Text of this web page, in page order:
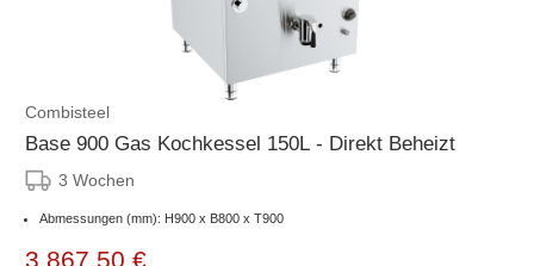
Combisteel
Base 900 Gas Kochkessel 150L - Direkt Beheizt
3 Wochen
Abmessungen (mm): H900 x B800 x T900
3.867,50 €